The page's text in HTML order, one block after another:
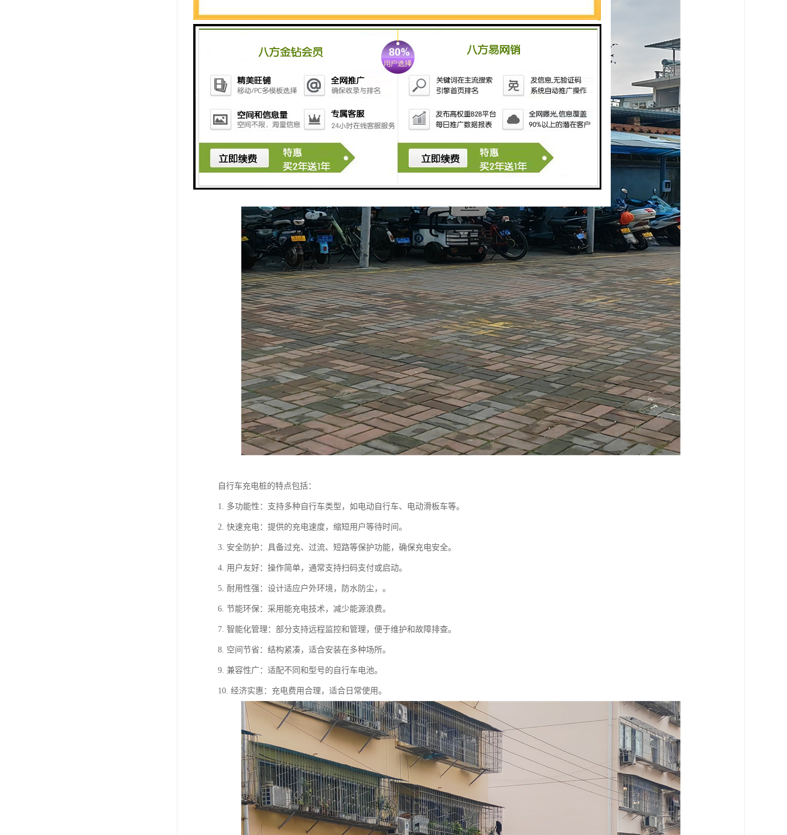
自行车充电桩的特点包括：
1. 多功能性：支持多种自行车类型，如电动自行车、电动滑板车等。
2. 快速充电：提供的充电速度，缩短用户等待时间。
3. 安全防护：具备过充、过流、短路等保护功能，确保充电安全。
4. 用户友好：操作简单，通常支持扫码支付或启动。
5. 耐用性强：设计适应户外环境，防水防尘，。
6. 节能环保：采用能充电技术，减少能源浪费。
7. 智能化管理：部分支持远程监控和管理，便于维护和故障排查。
8. 空间节省：结构紧凑，适合安装在多种场所。
9. 兼容性广：适配不同和型号的自行车电池。
10. 经济实惠：充电费用合理，适合日常使用。